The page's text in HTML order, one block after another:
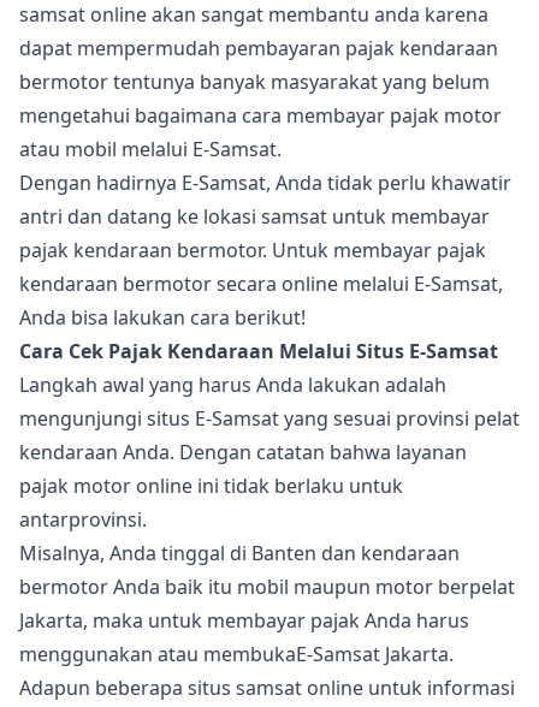
samsat online akan sangat membantu anda karena
dapat mempermudah pembayaran pajak kendaraan
bermotor tentunya banyak masyarakat yang belum
mengetahui bagaimana cara membayar pajak motor
atau mobil melalui E-Samsat.
Dengan hadirnya E-Samsat, Anda tidak perlu khawatir
antri dan datang ke lokasi samsat untuk membayar
pajak kendaraan bermotor. Untuk membayar pajak
kendaraan bermotor secara online melalui E-Samsat,
Anda bisa lakukan cara berikut!
Cara Cek Pajak Kendaraan Melalui Situs E-Samsat
Langkah awal yang harus Anda lakukan adalah
mengunjungi situs E-Samsat yang sesuai provinsi pelat
kendaraan Anda. Dengan catatan bahwa layanan
pajak motor online ini tidak berlaku untuk
antarprovinsi.
Misalnya, Anda tinggal di Banten dan kendaraan
bermotor Anda baik itu mobil maupun motor berpelat
Jakarta, maka untuk membayar pajak Anda harus
menggunakan atau membukaE-Samsat Jakarta.
Adapun beberapa situs samsat online untuk informasi